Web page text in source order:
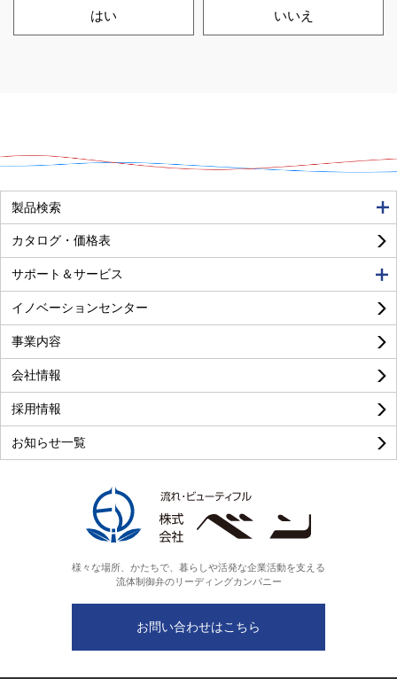
はい いいえ
良い
様々な場所、かたちで、暮らしや活発な企業活動を支える
流体制御弁のリーディングカンパニー
お問い合わせはこちら
製品検索
カタログ・価格表
サポート＆サービス
イノベーションセンター
事業内容
会社情報
採用情報
お知らせ一覧